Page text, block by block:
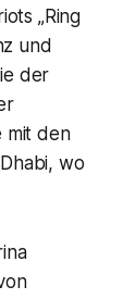
„Ring
und
der
mit den
wo